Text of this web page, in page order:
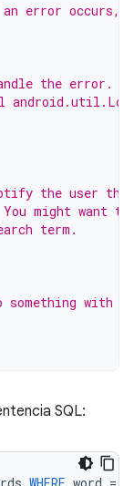
error occurs,
the error.
the user
might want
term.
with
SQL:
WHERE word =